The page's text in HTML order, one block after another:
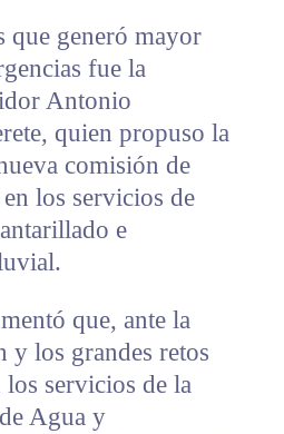
que generó mayor
fue la
Antonio
quien propuso la
comisión de
los servicios de
e
que, ante la
y los grandes retos
servicios de la
Agua y